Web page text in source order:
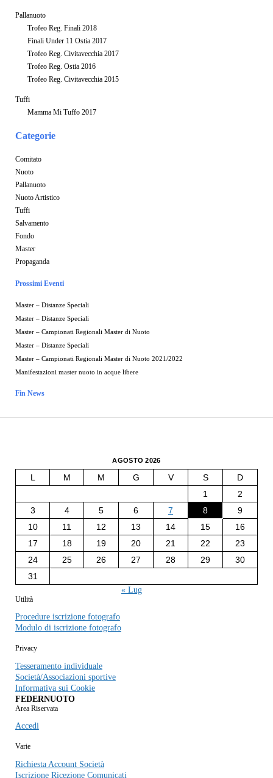
Pallanuoto
Trofeo Reg. Finali 2018
Finali Under 11 Ostia 2017
Trofeo Reg. Civitavecchia 2017
Trofeo Reg. Ostia 2016
Trofeo Reg. Civitavecchia 2015
Tuffi
Mamma Mi Tuffo 2017
Categorie
Comitato
Nuoto
Pallanuoto
Nuoto Artistico
Tuffi
Salvamento
Fondo
Master
Propaganda
Prossimi Eventi
Master – Distanze Speciali
Master – Distanze Speciali
Master – Campionati Regionali Master di Nuoto
Master – Distanze Speciali
Master – Campionati Regionali Master di Nuoto 2021/2022
Manifestazioni master nuoto in acque libere
Fin News
AGOSTO 2026
L M M G V S
D
1
2
3
4 5 6 7 8
9
10
11 12 13 14 15
16
17
18 19 20 21 22
23
24
25 26 27 28 29
30
31
« Lug
Utilità
Procedure iscrizione fotografo
Modulo di iscrizione fotografo
Privacy
Tesseramento individuale
Società/Associazioni sportive
Informativa sui Cookie
FEDERNUOTO
Area Riservata
Accedi
Varie
Richiesta Account Società
Iscrizione Ricezione Comunicati